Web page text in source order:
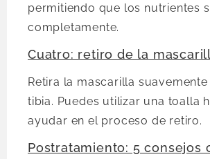
permitiendo que los nutrientes
completamente.
Cuatro: retiro de la
Retira la mascarilla
tibia. Puedes utilizar una toalla
ayudar en el proceso de retiro.
Postratamiento: 5 consejos